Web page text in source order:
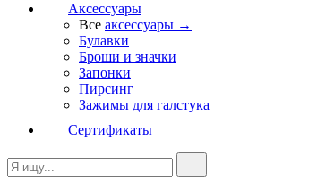
Аксессуары
Все аксессуары →
Булавки
Броши и значки
Запонки
Пирсинг
Зажимы для галстука
Сертификаты